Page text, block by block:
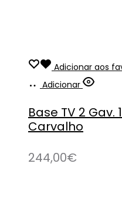
Adicionar aos
Adicionar
Base TV 2 Gav.
Carvalho
244,00€